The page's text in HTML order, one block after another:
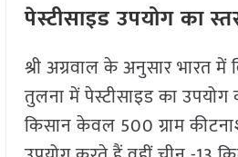
पेस्टीसाइड उपयोग का
श्री अग्रवाल के अनुसार भारत में
तुलना में पेस्टीसाइड का
किसान केवल 500 ग्राम